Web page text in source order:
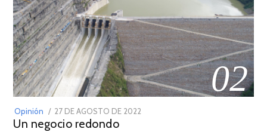
02
Opinión
POSTED
ON
27 DE AGOSTO DE 2022
Un negocio redondo